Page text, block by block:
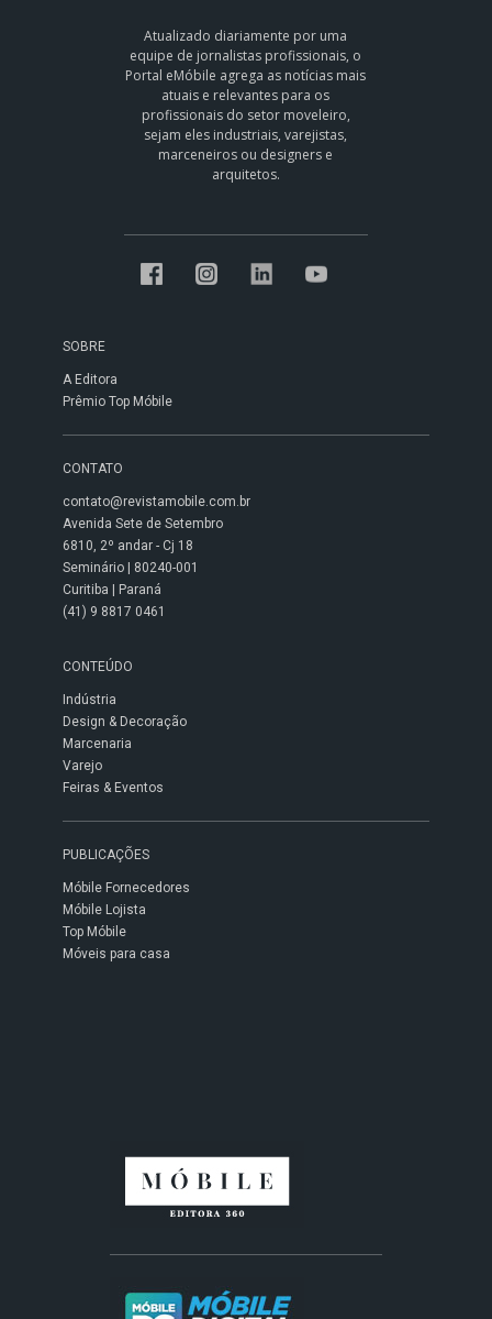
Atualizado diariamente por uma
equipe de jornalistas profissionais, o
Portal eMóbile agrega as notícias mais
atuais e relevantes para os
profissionais do setor moveleiro,
sejam eles industriais, varejistas,
marceneiros ou designers e
arquitetos.
SOBRE
A Editora
Prêmio Top Móbile
CONTATO
contato@revistamobile.com.br
Avenida Sete de Setembro
6810, 2º andar - Cj 18
Seminário | 80240-001
Curitiba | Paraná
(41) 9 8817 0461
CONTEÚDO
Indústria
Design & Decoração
Marcenaria
Varejo
Feiras & Eventos
PUBLICAÇÕES
Móbile Fornecedores
Móbile Lojista
Top Móbile
Móveis para casa